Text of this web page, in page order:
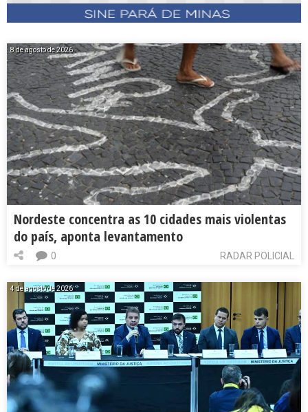
8 de agosto de 2026
Nordeste concentra as 10 cidades mais violentas
do país, aponta levantamento
RADAR POLICIAL
0
4 de agosto de 2026